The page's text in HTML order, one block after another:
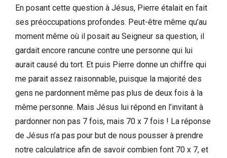
En posant cette question à Jésus, Pierre étalait en fait
ses préoccupations profondes. Peut-être même qu’au
moment même où il posait au Seigneur sa question, il
gardait encore rancune contre une personne qui lui
aurait causé du tort. Et puis Pierre donne un chiffre qui
me parait assez raisonnable, puisque la majorité des
gens ne pardonnent même pas plus de deux fois à la
même personne. Mais Jésus lui répond en l’invitant à
pardonner non pas 7 fois, mais 70 x 7 fois ! La réponse
de Jésus n’a pas pour but de nous pousser à prendre
notre calculatrice afin de savoir combien font 70 x 7, et